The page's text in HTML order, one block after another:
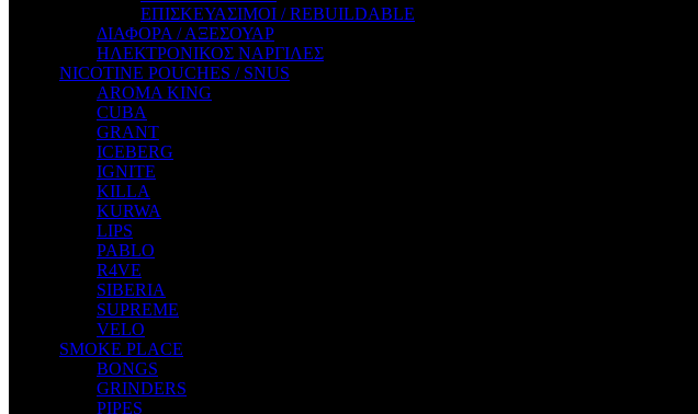
THE SMOKER'S CLUB
TIKI MAHU
TWIST
VAPE NOVA
VGOD
WILD ZOO
YETI
ZEUS JUICE
ΕΠΙΣΚΕΥΑΣΙΜΟΙ / REBUILDABLE
ΔΙΑΦΟΡΑ / ΑΞΕΣΟΥΑΡ
ΗΛΕΚΤΡΟΝΙΚΟΣ ΝΑΡΓΙΛΕΣ
NICOTINE POUCHES / SNUS
AROMA KING
CUBA
GRANT
ICEBERG
IGNITE
KILLA
KURWA
LIPS
PABLO
R4VE
SIBERIA
SUPREME
VELO
SMOKE PLACE
BONGS
GRINDERS
PIPES